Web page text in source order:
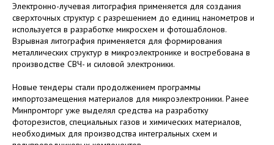
Электронно-лучевая литография применяется для создания
сверхточных структур с разрешением до единиц нанометров и
используется в разработке микросхем и фотошаблонов.
Взрывная литография применяется для формирования
металлических структур в микроэлектронике и востребована в
производстве СВЧ- и силовой электроники.
Новые тендеры стали продолжением программы
импортозамещения материалов для микроэлектроники. Ранее
Минпромторг уже выделял средства на разработку
фоторезистов, специальных газов и химических материалов,
необходимых для производства интегральных схем и